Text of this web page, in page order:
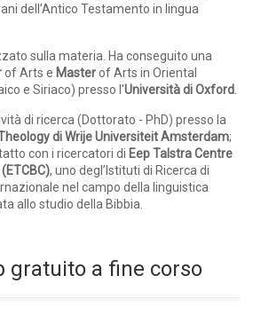
dell’Antico Testamento in lingua
sulla materia. Ha conseguito una
of Arts e Masterof Arts in Oriental
e Siriaco) presso l'Università di Oxford
di ricerca (Dottorato - PhD) presso la
di Wrije Universiteit Amsterdam;
con i ricercatori di Eep Talstra Centre
, uno degl’Istituti di Ricerca di
nel campo della linguistica
allo studio della Bibbia.
gratuito a fine corso